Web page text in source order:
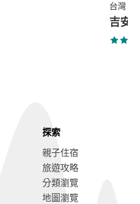
台灣 ·
吉安
探索
親子住宿
旅遊攻略
分類瀏覽
地圖瀏覽